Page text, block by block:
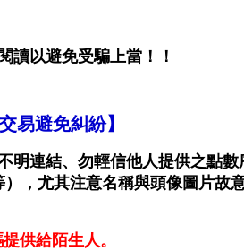
讀以避免受騙上當 ！！
易避免糾紛】
明連結、勿輕信他人提供之點
，尤其注意名稱與頭像圖片故
供給陌生人。